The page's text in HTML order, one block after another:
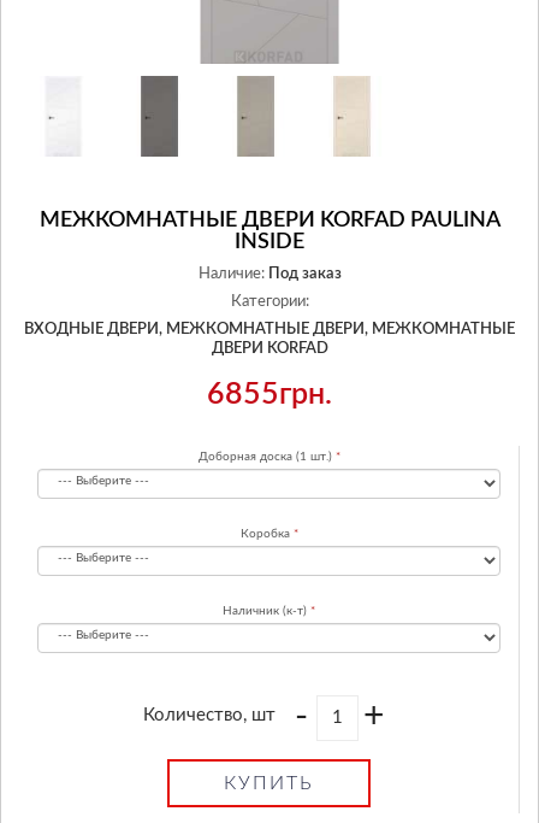
МЕЖКОМНАТНЫЕ ДВЕРИ KORFAD PAULINA
INSIDE
Наличие:
Под заказ
Категории:
ВХОДНЫЕ ДВЕРИ, МЕЖКОМНАТНЫЕ ДВЕРИ, МЕЖКОМНАТНЫЕ
ДВЕРИ KORFAD
6855грн.
Доборная доска (1 шт.)
Коробка
Наличник (к-т)
Количество, шт - +
КУПИТЬ